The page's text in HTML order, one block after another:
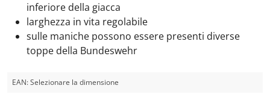
inferiore della giacca
larghezza in vita regolabile
sulle maniche possono essere presenti diverse
toppe della Bundeswehr
EAN:Selezionare la dimensione